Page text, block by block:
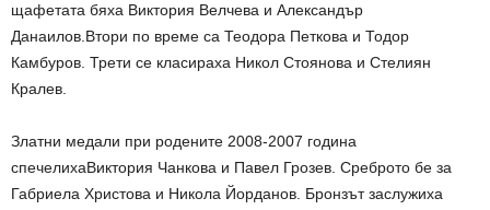
щафетата бяха Виктория Велчева и Александър
Данаилов.Втори по време са Теодора Петкова и Тодор
Камбуров. Трети се класираха Никол Стоянова и Стелиян
Кралев.
Златни медали при родените 2008-2007 година
спечелихаВиктория Чанкова и Павел Грозев. Среброто бе за
Габриела Христова и Никола Йорданов. Бронзът заслужиха